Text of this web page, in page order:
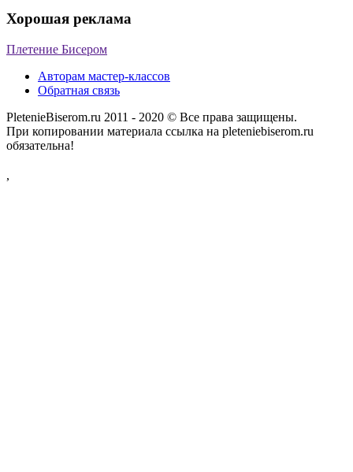
Хорошая реклама
Плетение Бисером
Авторам мастер-классов
Обратная связь
PletenieBiserom.ru 2011 - 2020 © Все права защищены.
При копировании материала ссылка на pleteniebiserom.ru
обязательна!
,